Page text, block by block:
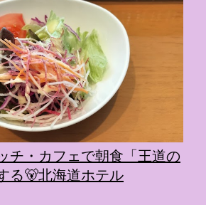
チ・カフェで朝食「王道の
る🐻北海道ホテル